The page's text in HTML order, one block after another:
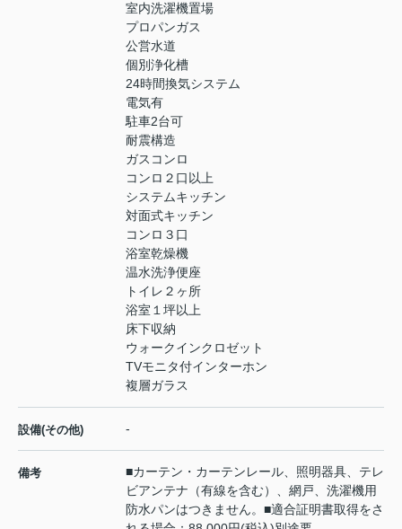
室内洗濯機置場
プロパンガス
公営水道
個別浄化槽
24時間換気システム
電気有
駐車2台可
耐震構造
ガスコンロ
コンロ２口以上
システムキッチン
対面式キッチン
コンロ３口
浴室乾燥機
温水洗浄便座
トイレ２ヶ所
浴室１坪以上
床下収納
ウォークインクロゼット
TVモニタ付インターホン
複層ガラス
設備(その他) -
備考
■カーテン・カーテンレール、照明器具、テレ
ビアンテナ（有線を含む）、網戸、洗濯機用
防水パンはつきません。■適合証明書取得をさ